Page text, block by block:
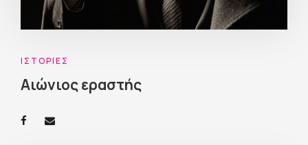
ΙΣΤΟΡΊΕΣ
Αιώνιος εραστής